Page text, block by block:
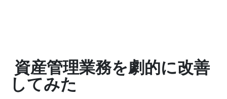
資産管理業務を劇的に改善
してみた